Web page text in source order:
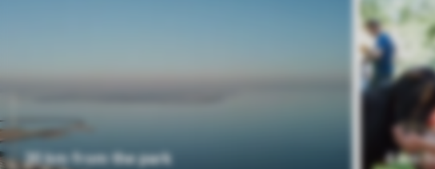
30 km from the park 4 km